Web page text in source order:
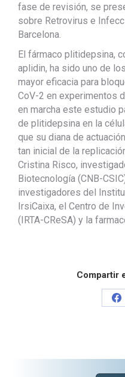
fase de revisión, se
sobre Retrovirus e
Barcelona.
El fármaco plitidepsina,
aplidin, ha sido uno de
mayor eficacia para
CoV-2 en experimentos
en marcha este estudio
de plitidepsina en la
que su diana de
tan inicial de la
Cristina Risco,
Biotecnología (CNB-
investigadores del
IrsiCaixa, el Centro de
(IRTA-CReSA) y la
Compartir